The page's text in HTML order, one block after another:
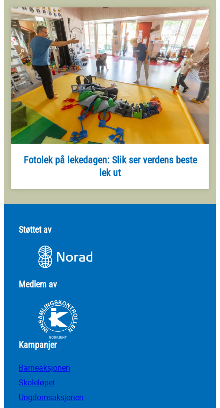
Fotolek på lekedagen: Slik ser verdens beste
lek ut
Støttet av
Medlem av
Kampanjer
Barneaksjonen
Skoleløpet
Ungdomsaksjonen